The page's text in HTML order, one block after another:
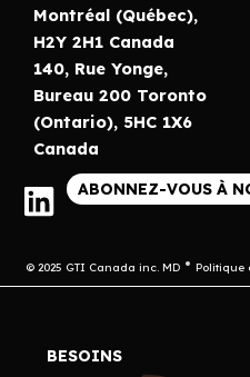
Montréal (Québec),
H2Y 2H1 Canada
140, Rue Yonge,
Bureau 200 Toronto
(Ontario), 5HC 1X6
Canada
ABONNEZ-VOUS À
© 2025 GTI Canada inc. MD Politique
BESOINS